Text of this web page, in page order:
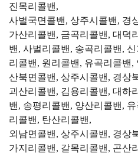
진목리콜밴,
사벌국면콜밴, 상주시콜밴, 경
가산리콜밴, 금곡리콜밴, 대덕
밴, 사벌리콜밴, 송곡리콜밴,
리콜밴, 원리콜밴, 유곡리콜밴,
산북면콜밴, 상주시콜밴, 경상
괴산리콜밴, 김용리콜밴, 대하
밴, 송평리콜밴, 양산리콜밴,
리콜밴, 탄산리콜밴,
외남면콜밴, 상주시콜밴, 경상
가지리콜밴, 갈목리콜밴, 곤산